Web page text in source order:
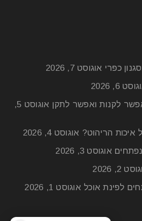
כפרי אוגוסט 7, 2026
6, 2026
לקנות ואפשר לתקן
אוגוסט 5,
הריהוט? אוגוסט 4, 2026
אוגוסט 3, 2026
2, 2026
לפינת אוכל אוגוסט 1, 2026